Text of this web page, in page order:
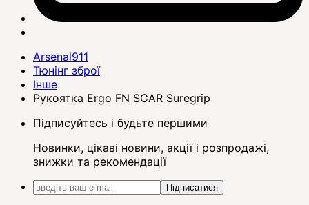
Arsenal911
Тюнінг зброї
Інше
Рукоятка Ergo FN SCAR Suregrip
Підписуйтесь і будьте першими
Новинки, цікаві новини, акції і розпродажі,
знижки та рекомендації
Підписатися